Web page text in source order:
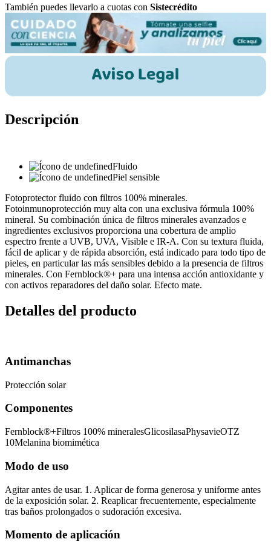
También puedes llevarlo a cuotas con Sistecrédito
Descripción
Fluido
Piel sensible
Fotoprotector fluido con filtros 100% minerales.
Fotoinmunoprotección muy alta con una exclusiva fórmula 100%
mineral. Su combinación única de filtros minerales avanzados e
ingredientes exclusivos proporciona una cobertura de amplio
espectro frente a UVB, UVA, Visible e IR-A. Con su textura fluida,
fácil de aplicar y de rápida absorción, está indicado para todo tipo de
pieles, en particular las más sensibles debido a la presencia de filtros
minerales. Con Fernblock®+ para una intensa acción antioxidante y
con activos reparadores del daño solar. Efecto mate.
Detalles del producto
Antimanchas
Protección solar
Componentes
Fernblock®+Filtros 100% mineralesGlicosilasaPhysavieOTZ
10Melanina biomimética
Modo de uso
Agitar antes de usar. 1. Aplicar de forma generosa y uniforme antes
de la exposición solar. 2. Reaplicar frecuentemente, especialmente
tras baños prolongados o sudoración excesiva.
Momento de aplicación